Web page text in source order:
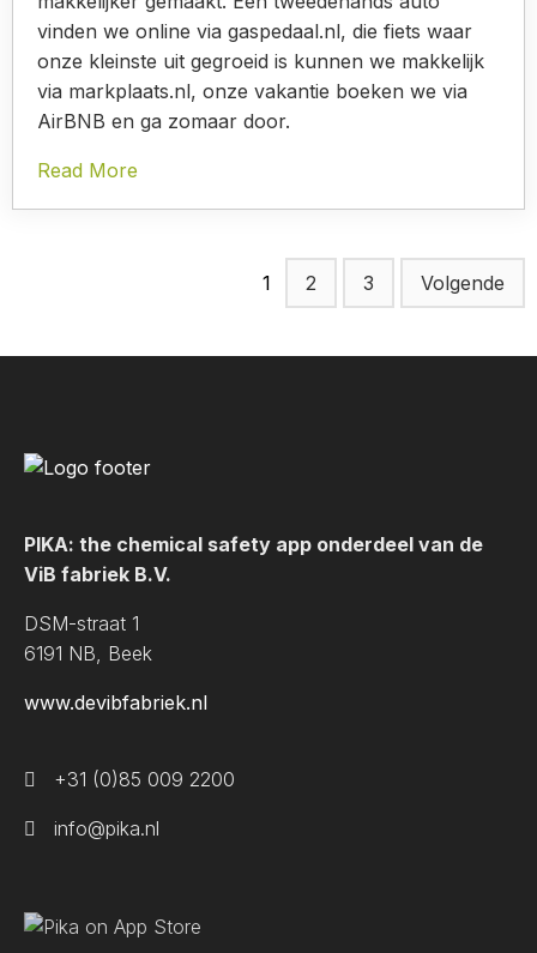
vinden we online via gaspedaal.nl, die fiets waar
onze kleinste uit gegroeid is kunnen we makkelijk
via markplaats.nl, onze vakantie boeken we via
AirBNB en ga zomaar door.
Read More
1 2 3 Volgende
PIKA: the chemical safety app onderdeel van de
ViB fabriek B.V.
DSM-straat 1
6191 NB, Beek
www.devibfabriek.nl
+31 (0)85 009 2200
info@pika.nl